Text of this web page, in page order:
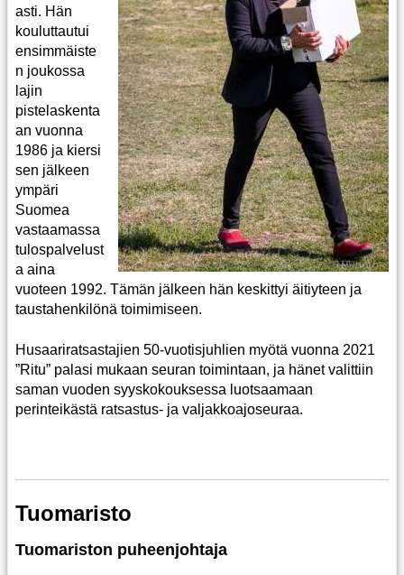
asti. Hän
kouluttautui
ensimmäiste
n joukossa
lajin
pistelaskenta
an vuonna
1986 ja kiersi
sen jälkeen
ympäri
Suomea
vastaamassa
tulospalvelust
a aina
vuoteen 1992. Tämän jälkeen hän keskittyi äitiyteen ja
taustahenkilönä toimimiseen.
Husaariratsastajien 50-vuotisjuhlien myötä vuonna 2021
”Ritu” palasi mukaan seuran toimintaan, ja hänet valittiin
saman vuoden syyskokouksessa luotsaamaan
perinteikästä ratsastus- ja valjakkoajoseuraa.
Tuomaristo
Tuomariston puheenjohtaja